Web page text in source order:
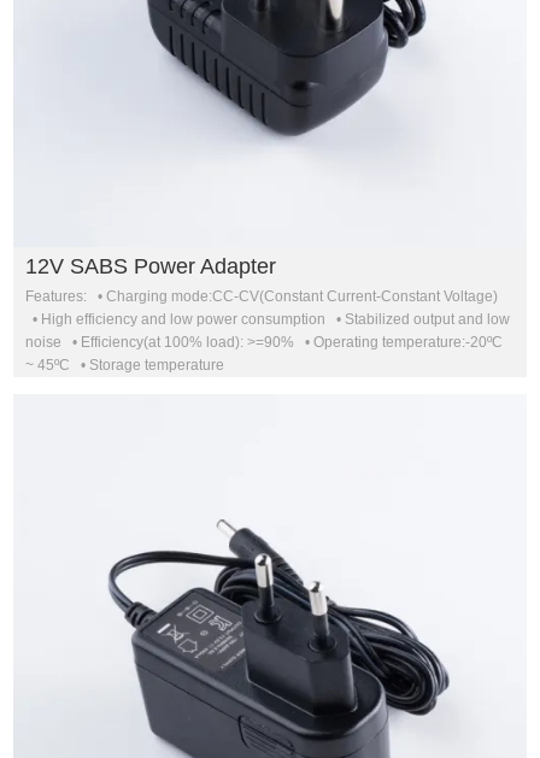
12V SABS Power Adapter
Features: • Charging mode:CC-CV(Constant Current-Constant Voltage)
• High efficiency and low power consumption • Stabilized output and low
noise • Efficiency(at 100% load): >=90% • Operating temperature:-20ºC
~ 45ºC • Storage temperature